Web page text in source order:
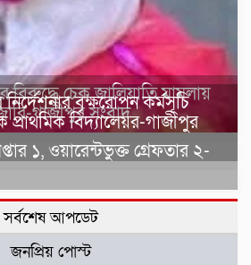
বিরুদ্ধে চেক জালিয়াতি মামলায়
গাজীপুর সংবাদ
বৃক্ষরোপন কর্মসূচি
বিদ্যালেয়র-গাজীপুর
১, ওয়ারেন্টভুক্ত গ্রেফতার ২-
সর্বশেষ আপডেট
জনপ্রিয় পোস্ট